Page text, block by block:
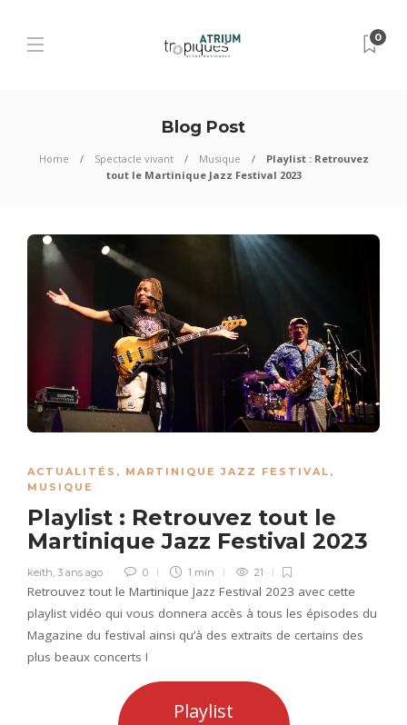
0
Blog Post
Home Spectacle vivant Musique
Playlist : Retrouvez
tout le Martinique Jazz Festival 2023
ACTUALITÉS , MARTINIQUE JAZZ FESTIVAL ,
MUSIQUE
Playlist : Retrouvez tout le
Martinique Jazz Festival 2023
keith, 3 ans ago 0 1 min 21
Retrouvez tout le Martinique Jazz Festival 2023 avec cette
playlist vidéo qui vous donnera accès à tous les épisodes du
Magazine du festival ainsi qu’à des extraits de certains des
plus beaux concerts !
Playlist